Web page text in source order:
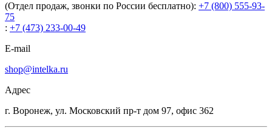
(Отдел продаж, звонки по России бесплатно): +7 (800) 555-93-
75
: +7 (473) 233-00-49
E-mail
shop@intelka.ru
Адрес
г. Воронеж, ул. Московский пр-т дом 97, офис 362